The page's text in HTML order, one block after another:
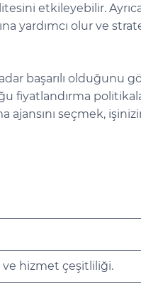
etkileyebilir.
yardımcı olur ve
başarılı olduğunu
fiyatlandırma
seçmek,
ve hizmet çeşitliliği.